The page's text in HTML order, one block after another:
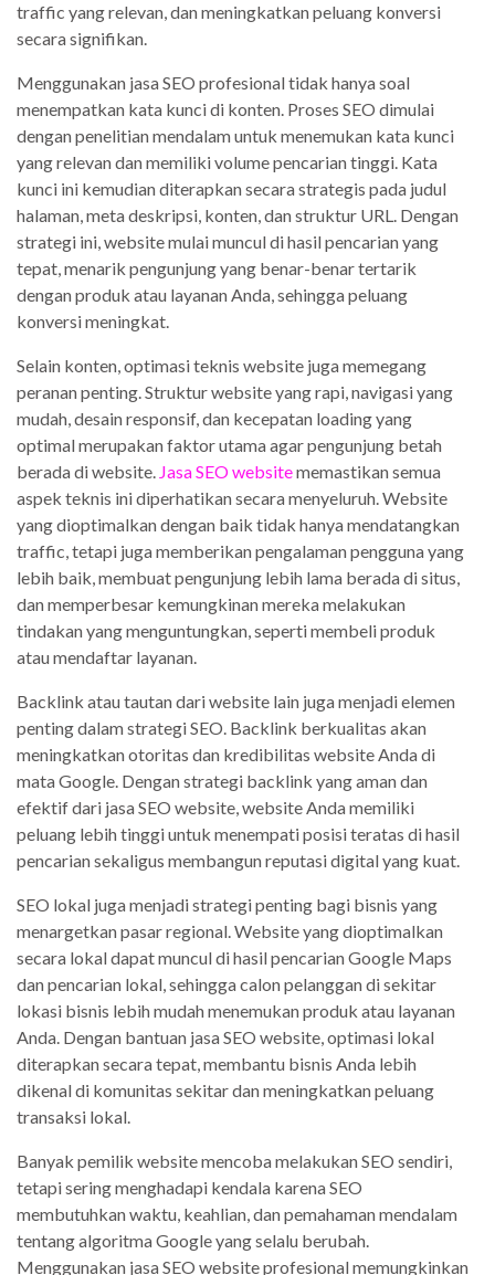
traffic yang relevan, dan meningkatkan peluang konversi
secara signifikan.
Menggunakan jasa SEO profesional tidak hanya soal
menempatkan kata kunci di konten. Proses SEO dimulai
dengan penelitian mendalam untuk menemukan kata kunci
yang relevan dan memiliki volume pencarian tinggi. Kata
kunci ini kemudian diterapkan secara strategis pada judul
halaman, meta deskripsi, konten, dan struktur URL. Dengan
strategi ini, website mulai muncul di hasil pencarian yang
tepat, menarik pengunjung yang benar-benar tertarik
dengan produk atau layanan Anda, sehingga peluang
konversi meningkat.
Selain konten, optimasi teknis website juga memegang
peranan penting. Struktur website yang rapi, navigasi yang
mudah, desain responsif, dan kecepatan loading yang
optimal merupakan faktor utama agar pengunjung betah
berada di website. Jasa SEO websitememastikan semua
aspek teknis ini diperhatikan secara menyeluruh. Website
yang dioptimalkan dengan baik tidak hanya mendatangkan
traffic, tetapi juga memberikan pengalaman pengguna yang
lebih baik, membuat pengunjung lebih lama berada di situs,
dan memperbesar kemungkinan mereka melakukan
tindakan yang menguntungkan, seperti membeli produk
atau mendaftar layanan.
Backlink atau tautan dari website lain juga menjadi elemen
penting dalam strategi SEO. Backlink berkualitas akan
meningkatkan otoritas dan kredibilitas website Anda di
mata Google. Dengan strategi backlink yang aman dan
efektif dari jasa SEO website, website Anda memiliki
peluang lebih tinggi untuk menempati posisi teratas di hasil
pencarian sekaligus membangun reputasi digital yang kuat.
SEO lokal juga menjadi strategi penting bagi bisnis yang
menargetkan pasar regional. Website yang dioptimalkan
secara lokal dapat muncul di hasil pencarian Google Maps
dan pencarian lokal, sehingga calon pelanggan di sekitar
lokasi bisnis lebih mudah menemukan produk atau layanan
Anda. Dengan bantuan jasa SEO website, optimasi lokal
diterapkan secara tepat, membantu bisnis Anda lebih
dikenal di komunitas sekitar dan meningkatkan peluang
transaksi lokal.
Banyak pemilik website mencoba melakukan SEO sendiri,
tetapi sering menghadapi kendala karena SEO
membutuhkan waktu, keahlian, dan pemahaman mendalam
tentang algoritma Google yang selalu berubah.
Menggunakan jasa SEO website profesional memungkinkan